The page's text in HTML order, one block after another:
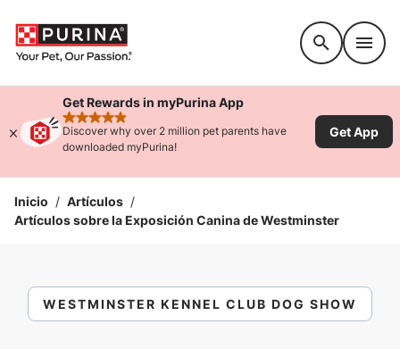
Get Rewards in myPurina App
rated 4.9 stars
Discover why over 2 million pet parents have
downloaded myPurina!
Get App
Inicio / Artículos /
Artículos sobre la Exposición Canina de Westminster
WESTMINSTER KENNEL CLUB DOG SHOW